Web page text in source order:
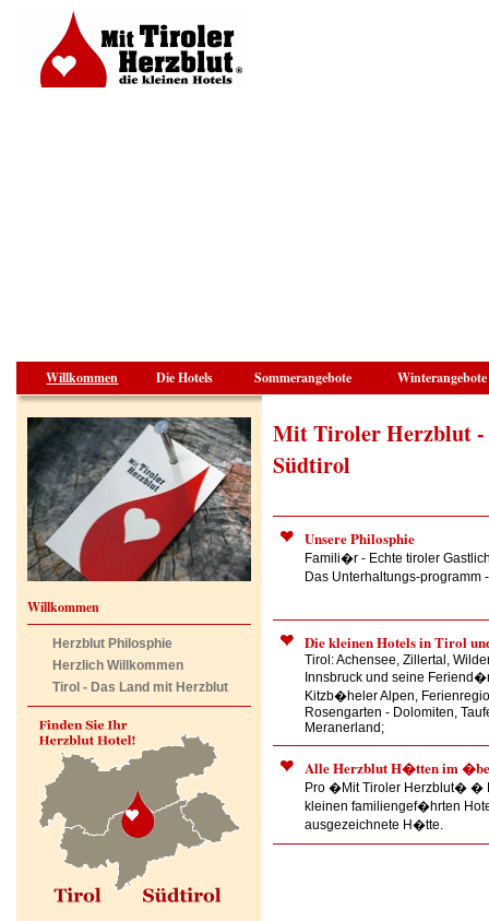
Willkommen Die Hotels Sommerangebote Winterangebote
Willkommen
Herzblut Philosphie
Herzlich Willkommen
Tirol - Das Land mit Herzblut
Mit Tiroler Herzblut -
Südtirol
Unsere Philosphie
Famili�r - Echte tiroler
Das Unterhaltungs-
Die kleinen Hotels in Tirol
Tirol: Achensee, Zillertal,
Innsbruck und seine
Kitzb�heler Alpen,
Rosengarten - Dolomiten,
Meranerland;
Alle Herzblut H�tten im
Pro �Mit Tiroler Herzblut� �
kleinen familiengef�hrten
ausgezeichnete H�tte.